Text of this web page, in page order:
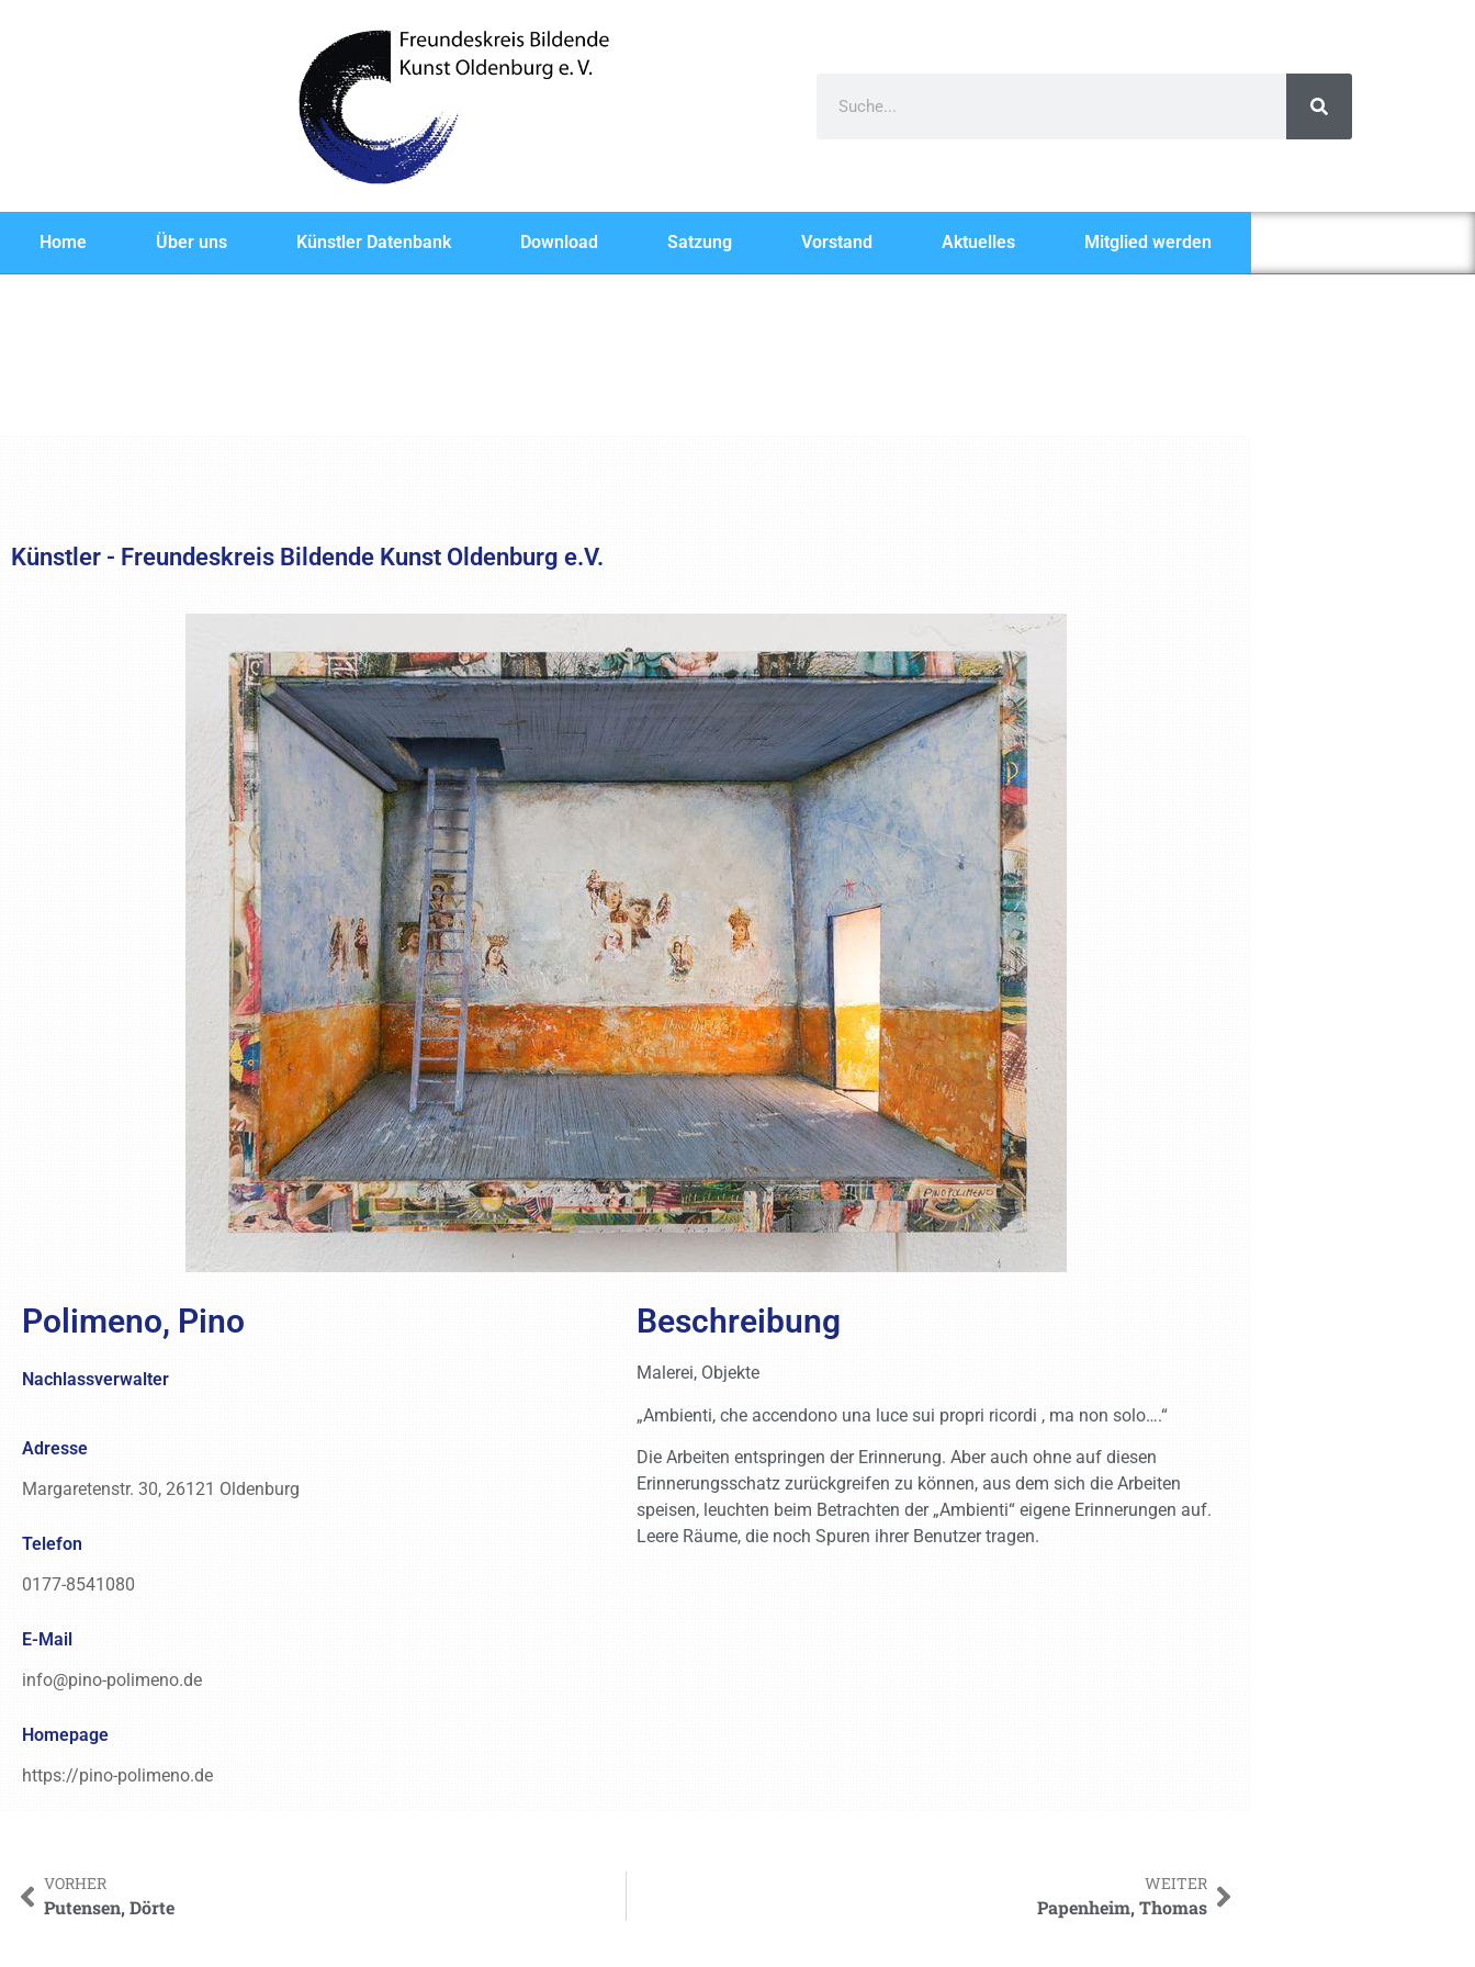
Home Über uns Künstler Datenbank Download Satzung Vorstand Aktuelles Mitglied werden
Künstler - Freundeskreis Bildende Kunst Oldenburg e.V.
Polimeno, Pino
Nachlassverwalter
Adresse
Margaretenstr. 30, 26121 Oldenburg
Telefon
0177-8541080
E-Mail
info@pino-polimeno.de
Homepage
https://pino-polimeno.de
Beschreibung
Malerei, Objekte
„Ambienti, che accendono una luce sui propri ricordi , ma non solo….“
Die Arbeiten entspringen der Erinnerung. Aber auch ohne auf diesen
Erinnerungsschatz zurückgreifen zu können, aus dem sich die Arbeiten
speisen, leuchten beim Betrachten der „Ambienti“ eigene Erinnerungen auf.
Leere Räume, die noch Spuren ihrer Benutzer tragen.
VORHER
Putensen, Dörte
WEITER
Papenheim, Thomas